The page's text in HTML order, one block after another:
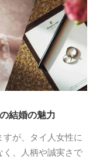
結婚の魅力
が、タイ人女性に
く、人柄や誠実さで